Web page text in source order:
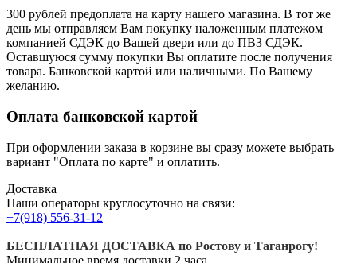
300 рублей предоплата на карту нашего магазина. В тот же
день мы отправляем Вам покупку наложенным платежом
компанией СДЭК до Вашей двери или до ПВЗ СДЭК.
Оставшуюся сумму покупки Вы оплатите после получения
товара. Банковской картой или наличными. По Вашему
желанию.
Оплата банковской картой
При оформлении заказа в корзине вы сразу можете выбрать
вариант "Оплата по карте" и оплатить.
Доставка
Наши операторы круглосуточно на связи:
+7(918) 556-31-12
БЕСПЛАТНАЯ ДОСТАВКА по Ростову и Таганрогу!
Минимальное время доставки 2 часа